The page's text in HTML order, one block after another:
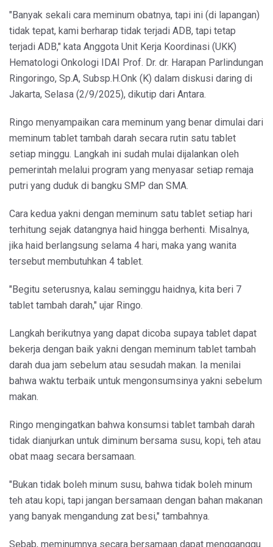
"Banyak sekali cara meminum obatnya, tapi ini (di lapangan)
tidak tepat, kami berharap tidak terjadi ADB, tapi tetap
terjadi ADB," kata Anggota Unit Kerja Koordinasi (UKK)
Hematologi Onkologi IDAI Prof. Dr. dr. Harapan Parlindungan
Ringoringo, Sp.A, Subsp.H.Onk (K) dalam diskusi daring di
Jakarta, Selasa (2/9/2025), dikutip dari Antara.
Ringo menyampaikan cara meminum yang benar dimulai dari
meminum tablet tambah darah secara rutin satu tablet
setiap minggu. Langkah ini sudah mulai dijalankan oleh
pemerintah melalui program yang menyasar setiap remaja
putri yang duduk di bangku SMP dan SMA.
Cara kedua yakni dengan meminum satu tablet setiap hari
terhitung sejak datangnya haid hingga berhenti. Misalnya,
jika haid berlangsung selama 4 hari, maka yang wanita
tersebut membutuhkan 4 tablet.
"Begitu seterusnya, kalau seminggu haidnya, kita beri 7
tablet tambah darah," ujar Ringo.
Langkah berikutnya yang dapat dicoba supaya tablet dapat
bekerja dengan baik yakni dengan meminum tablet tambah
darah dua jam sebelum atau sesudah makan. Ia menilai
bahwa waktu terbaik untuk mengonsumsinya yakni sebelum
makan.
Ringo mengingatkan bahwa konsumsi tablet tambah darah
tidak dianjurkan untuk diminum bersama susu, kopi, teh atau
obat maag secara bersamaan.
"Bukan tidak boleh minum susu, bahwa tidak boleh minum
teh atau kopi, tapi jangan bersamaan dengan bahan makanan
yang banyak mengandung zat besi," tambahnya.
Sebab, meminumnya secara bersamaan dapat mengganggu